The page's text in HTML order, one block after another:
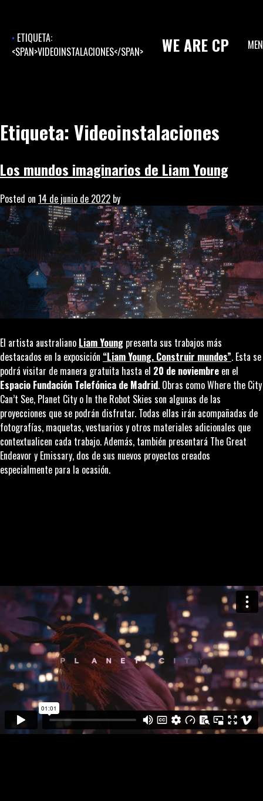
contentETIQUETA:
<SPAN>VIDEOINSTALACIONES</SPAN>
WEARE CP
Etiqueta:Videoinstalaciones
Los mundos imaginarios de Liam Young
Posted on 14 de junio de 2022 by
El artista australiano Liam Young presenta sus trabajos más
destacados en la exposición “Liam Young. Construir mundos”. Esta se
podrá visitar de manera gratuita hasta el 20 de noviembre en el
Espacio Fundación Telefónica de Madrid. Obras comoWhere the City
Can’t See, Planet City o In the Robot Skies son algunas de las
proyecciones que se podrán disfrutar. Todas ellas irán acompañadas de
fotografías, maquetas, vestuarios y otros materiales adicionales que
contextualicen cada trabajo. Además, también presentará The Great
Endeavor y Emissary, dos de sus nuevos proyectos creados
especialmente para la ocasión.